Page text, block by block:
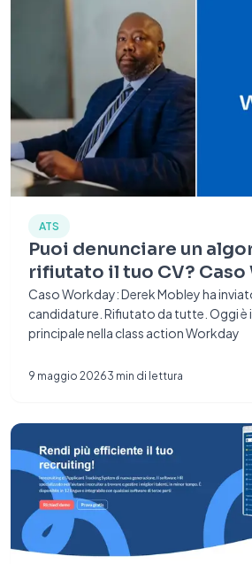
ATS
Puoi denunciare un
rifiutato il tuo CV? Caso
Caso Workday: Derek Mobley ha
candidature. Rifiutato da tutte. Oggi è
principale nella class action Workday
9 maggio 20263 min di lettura